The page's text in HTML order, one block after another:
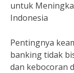
untuk
Indonesia
Pentingnya
banking tidak
dan kebocoran